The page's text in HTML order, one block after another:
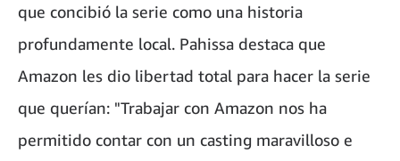
que concibió la serie como una historia
profundamente local. Pahissa destaca que
Amazon les dio libertad total para hacer la serie
que querían: "Trabajar con Amazon nos ha
permitido contar con un casting maravilloso e